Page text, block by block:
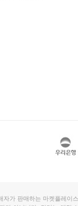
가 판매하는 마켓플레이